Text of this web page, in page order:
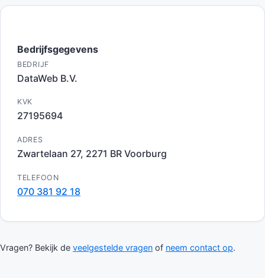
Bedrijfsgegevens
BEDRIJF
DataWeb B.V.
KVK
27195694
ADRES
Zwartelaan 27, 2271 BR Voorburg
TELEFOON
070 381 92 18
Vragen? Bekijk de veelgestelde vragen of neem contact op.